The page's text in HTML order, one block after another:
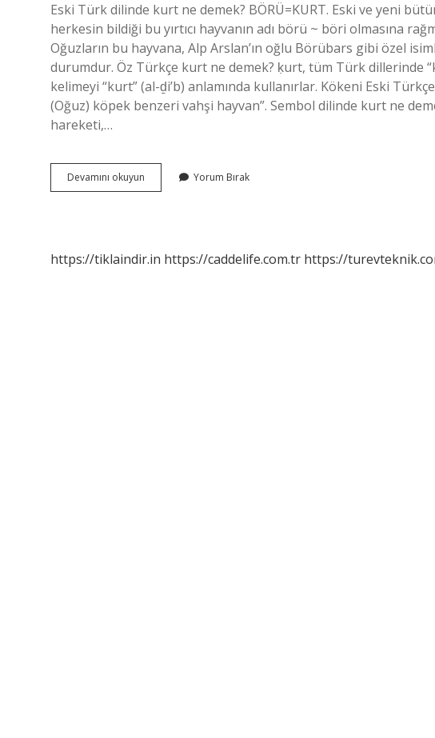
Eski Türk dilinde kurt ne demek? BÖRÜ=KURT. Eski ve yeni
herkesin bildiği bu yırtıcı hayvanın adı börü ~ böri olmasına
Oğuzların bu hayvana, Alp Arslan’ın oğlu Börübars gibi özel
durumdur. Öz Türkçe kurt ne demek? ḳurt, tüm Türk dillerinde
kelimeyi “kurt” (al-ḏi’b) anlamında kullanırlar. Kökeni Eski
(Oğuz) köpek benzeri vahşi hayvan”. Sembol dilinde kurt ne
hareketi,…
Devamını okuyun Göktürkçe
Kurt
Yorum Bırak
https://tiklaindir.in https://caddelife.com.tr https://